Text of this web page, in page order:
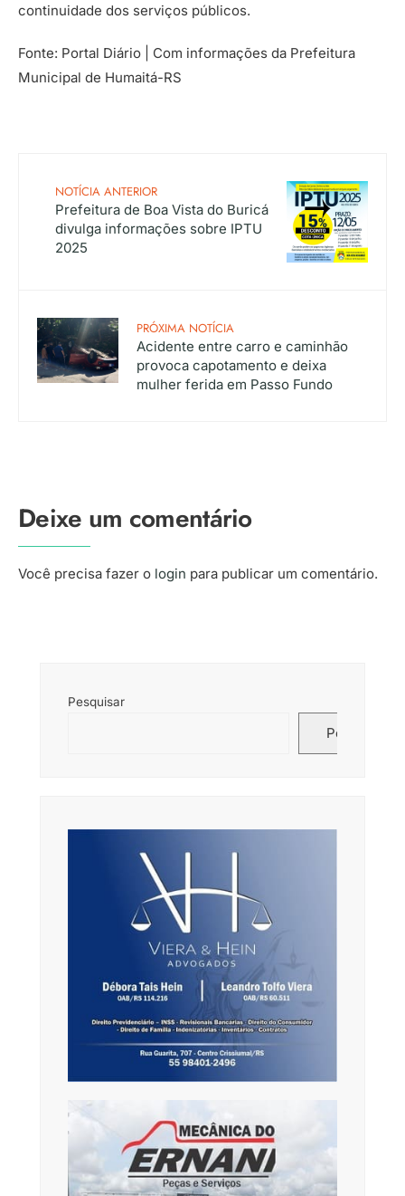
continuidade dos serviços públicos.
Fonte: Portal Diário | Com informações da Prefeitura
Municipal de Humaitá-RS
NOTÍCIA ANTERIOR
Prefeitura de Boa Vista do Buricá
divulga informações sobre IPTU
2025
PRÓXIMA NOTÍCIA
Acidente entre carro e caminhão
provoca capotamento e deixa
mulher ferida em Passo Fundo
Deixe um comentário
Você precisa fazer o login para publicar um comentário.
Pesquisar
Pesquisar